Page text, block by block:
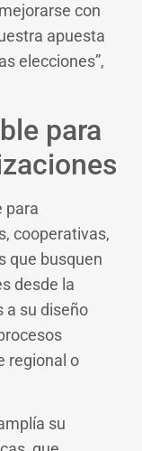
con
apuesta
elecciones”,
para
para
cooperativas,
que busquen
desde la
a su diseño
regional o
su